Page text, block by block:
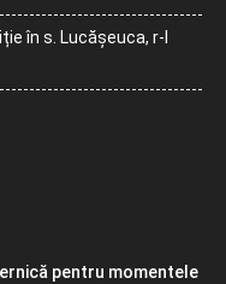
în s. Lucășeuca, r-l
pentru momentele